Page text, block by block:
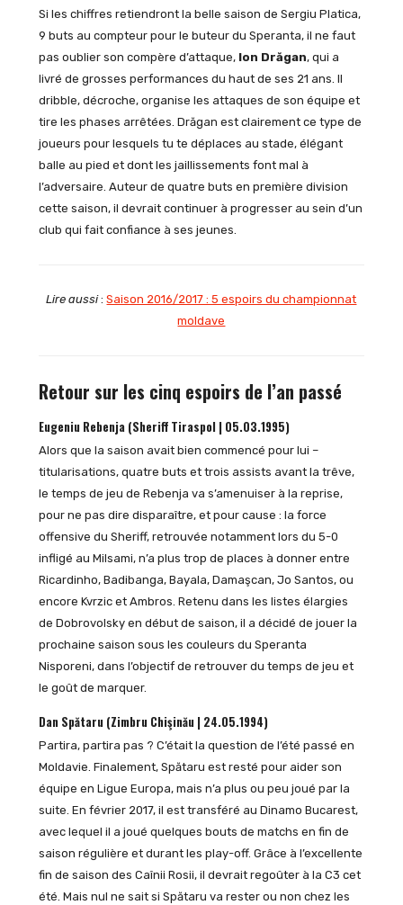
Si les chiffres retiendront la belle saison de Sergiu Platica,
9 buts au compteur pour le buteur du Speranta, il ne faut
pas oublier son compère d’attaque, Ion Drăgan, qui a
livré de grosses performances du haut de ses 21 ans. Il
dribble, décroche, organise les attaques de son équipe et
tire les phases arrêtées. Drăgan est clairement ce type de
joueurs pour lesquels tu te déplaces au stade, élégant
balle au pied et dont les jaillissements font mal à
l’adversaire. Auteur de quatre buts en première division
cette saison, il devrait continuer à progresser au sein d’un
club qui fait confiance à ses jeunes.
Lire aussi:Saison 2016/2017 : 5 espoirs du championnat
moldave
Retour sur les cinq espoirs de l’an passé
Eugeniu Rebenja (Sheriff Tiraspol | 05.03.1995)
Alors que la saison avait bien commencé pour lui –
titularisations, quatre buts et trois assists avant la trêve,
le temps de jeu de Rebenja va s’amenuiser à la reprise,
pour ne pas dire disparaître, et pour cause : la force
offensive du Sheriff, retrouvée notamment lors du 5-0
infligé au Milsami, n’a plus trop de places à donner entre
Ricardinho, Badibanga, Bayala, Damaşcan, Jo Santos, ou
encore Kvrzic et Ambros. Retenu dans les listes élargies
de Dobrovolsky en début de saison, il a décidé de jouer la
prochaine saison sous les couleurs du Speranta
Nisporeni, dans l’objectif de retrouver du temps de jeu et
le goût de marquer.
Dan Spătaru (Zimbru Chişinău | 24.05.1994)
Partira, partira pas ? C’était la question de l’été passé en
Moldavie. Finalement, Spătaru est resté pour aider son
équipe en Ligue Europa, mais n’a plus ou peu joué par la
suite. En février 2017, il est transféré au Dinamo Bucarest,
avec lequel il a joué quelques bouts de matchs en fin de
saison régulière et durant les play-off. Grâce à l’excellente
fin de saison des Caînii Rosii, il devrait regoûter à la C3 cet
été. Mais nul ne sait si Spătaru va rester ou non chez les